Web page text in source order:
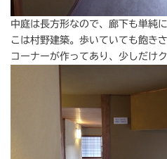
中庭は長方形なので、廊下も単純
こは村野建築。歩いていても飽き
コーナーが作ってあり、少しだけ